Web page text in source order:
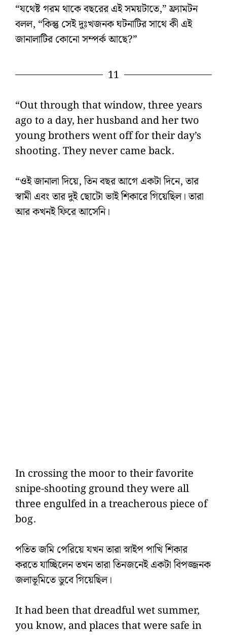
“যথেষ্ট গরম থাকে বছরের এই সময়টাতে,” ফ্র্যামটন
বলল, “কিন্তু সেই দুঃখজনক ঘটনাটির সাথে কী এই
জানালাটির কোনো সম্পর্ক আছে?”
11
“Out through that window, three years
ago to a day, her husband and her two
young brothers went off for their day’s
shooting. They never came back.
“ওই জানালা দিয়ে, তিন বছর আগে একটা দিনে, তার
স্বামী এবং তার দুই ছোটো ভাই শিকারে গিয়েছিল। তারা
আর কখনই ফিরে আসেনি।
In crossing the moor to their favorite
snipe-shooting ground they were all
three engulfed in a treacherous piece of
bog.
পতিত জমি পেরিয়ে যখন তারা স্নাইপ পাখি শিকার
করতে যাচ্ছিলেন তখন তারা তিনজনেই একটা বিপজ্জনক
জলাভূমিতে ডুবে গিয়েছিল।
It had been that dreadful wet summer,
you know, and places that were safe in